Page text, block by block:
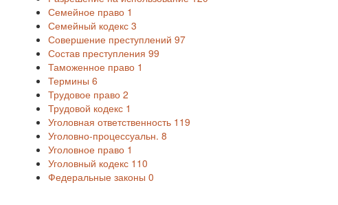
Семейное право 1
Семейный кодекс 3
Совершение преступлений 97
Состав преступления 99
Таможенное право 1
Термины 6
Трудовое право 2
Трудовой кодекс 1
Уголовная ответственность 119
Уголовно-процессуальн. 8
Уголовное право 1
Уголовный кодекс 110
Федеральные законы 0